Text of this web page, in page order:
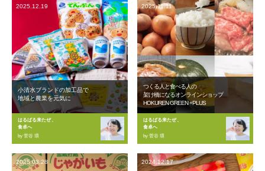
2025.12.19
小清水ブランドの加工品で
地域と農業を元気に
はるばる来たぜ、
食卓へ
by 菅谷 環
2025.11.11
つくる人と食べる人の
架け橋になるオンラインショップ
HOKUREN GREEN +PLUS
はるばる来たぜ、
食卓へ
by 菅谷 環
2025.03.28 2024.12.17